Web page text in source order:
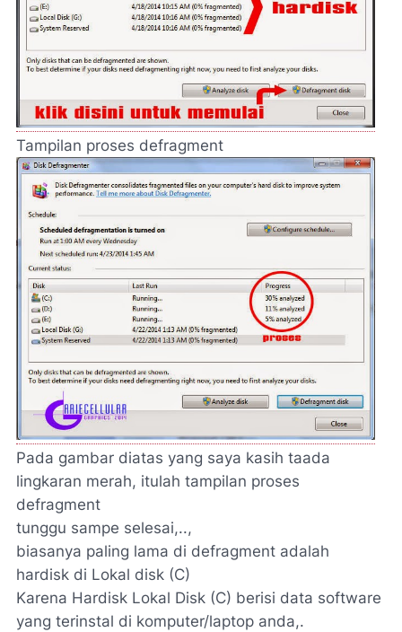
Tampilan proses defragment
Pada gambar diatas yang saya kasih taada
lingkaran merah, itulah tampilan proses
defragment
tunggu sampe selesai,..,
biasanya paling lama di defragment adalah
hardisk di Lokal disk (C)
Karena Hardisk Lokal Disk (C) berisi data software
yang terinstal di komputer/laptop anda,.